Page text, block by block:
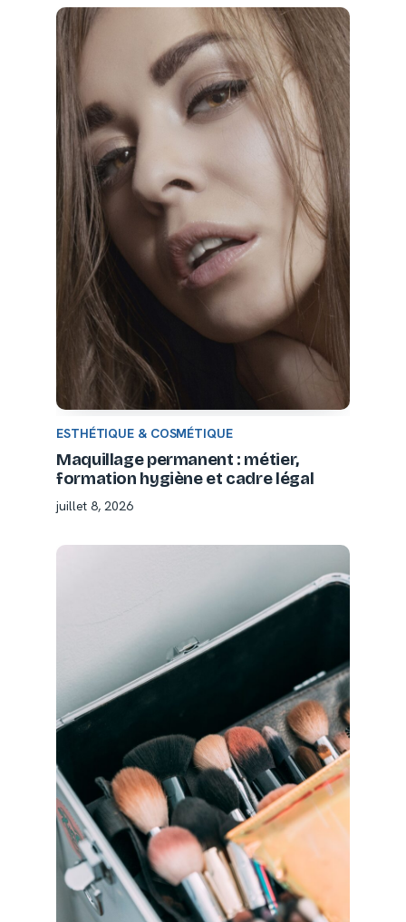
ESTHÉTIQUE & COSMÉTIQUE
Maquillage permanent : métier,
formation hygiène et cadre légal
juillet 8, 2026